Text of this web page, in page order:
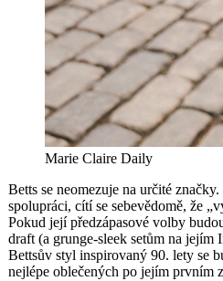
Marie Claire Daily
Betts se neomezuje na určité
spolupráci, cítí se sebevědomě, že
Pokud její předzápasové volby
draft (a grunge-sleek setům na jejím
Bettsův styl inspirovaný 90. lety se
nejlépe oblečených po jejím prvním